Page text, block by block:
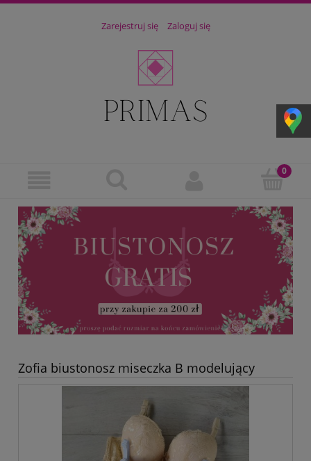
Zarejestruj się Zaloguj się
Zofia biustonosz miseczka B modelujący